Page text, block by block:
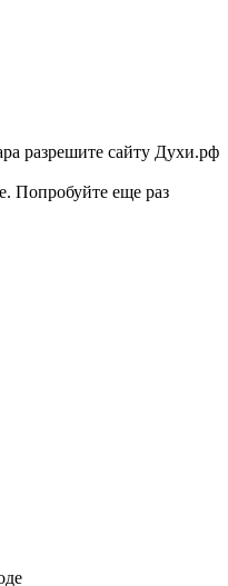
разрешите сайту Духи.рф
Попробуйте еще раз